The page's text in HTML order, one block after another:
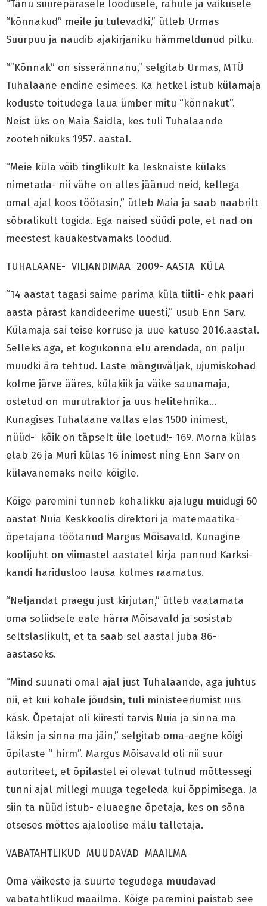
“Tänu suurepärasele loodusele, rahule ja vaikusele
“kõnnakud” meile ju tulevadki,” ütleb Urmas
Suurpuu ja naudib ajakirjaniku hämmeldunud pilku.
“”Kõnnak” on sisserännanu,” selgitab Urmas, MTÜ
Tuhalaane endine esimees. Ka hetkel istub külamaja
koduste toitudega laua ümber mitu “kõnnakut”.
Neist üks on Maia Saidla, kes tuli Tuhalaande
zootehnikuks 1957. aastal.
“Meie küla võib tinglikult ka lesknaiste külaks
nimetada- nii vähe on alles jäänud neid, kellega
omal ajal koos töötasin,” ütleb Maia ja saab naabrilt
sõbralikult togida. Ega naised süüdi pole, et nad on
meestest kauakestvamaks loodud.
TUHALAANE- VILJANDIMAA 2009- AASTA KÜLA
“14 aastat tagasi saime parima küla tiitli- ehk paari
aasta pärast kandideerime uuesti,” usub Enn Sarv.
Külamaja sai teise korruse ja uue katuse 2016.aastal.
Selleks aga, et kogukonna elu arendada, on palju
muudki ära tehtud. Laste mänguväljak, ujumiskohad
kolme järve ääres, külakiik ja väike saunamaja,
ostetud on murutraktor ja uus helitehnika…
Kunagises Tuhalaane vallas elas 1500 inimest,
nüüd- kõik on täpselt üle loetud!- 169. Morna külas
elab 26 ja Muri külas 16 inimest ning Enn Sarv on
külavanemaks neile kõigile.
Kõige paremini tunneb kohalikku ajalugu muidugi 60
aastat Nuia Keskkoolis direktori ja matemaatika-
õpetajana töötanud Margus Mõisavald. Kunagine
koolijuht on viimastel aastatel kirja pannud Karksi-
kandi haridusloo lausa kolmes raamatus.
“Neljandat praegu just kirjutan,” ütleb vaatamata
oma soliidsele eale härra Mõisavald ja sosistab
seltslaslikult, et ta saab sel aastal juba 86-
aastaseks.
“Mind suunati omal ajal just Tuhalaande, aga juhtus
nii, et kui kohale jõudsin, tuli ministeeriumist uus
käsk. Õpetajat oli kiiresti tarvis Nuia ja sinna ma
läksin ja sinna ma jäin,” selgitab oma-aegne kõigi
õpilaste “ hirm”. Margus Mõisavald oli nii suur
autoriteet, et õpilastel ei olevat tulnud mõttessegi
tunni ajal millegi muuga tegeleda kui õppimisega. Ja
siin ta nüüd istub- eluaegne õpetaja, kes on sõna
otseses mõttes ajaloolise mälu talletaja.
VABATAHTLIKUD MUUDAVAD MAAILMA
Oma väikeste ja suurte tegudega muudavad
vabatahtlikud maailma. Kõige paremini paistab see